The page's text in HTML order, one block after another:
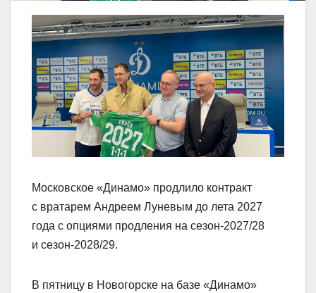
Московское «Динамо» продлило контракт
с вратарем Андреем Луневым до лета 2027
года с опциями продления на сезон‑2027/28
и сезон‑2028/29.
В пятницу в Новогорске на базе «Динамо»